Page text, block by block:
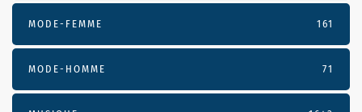
MODE-FEMME 161
MODE-HOMME 71